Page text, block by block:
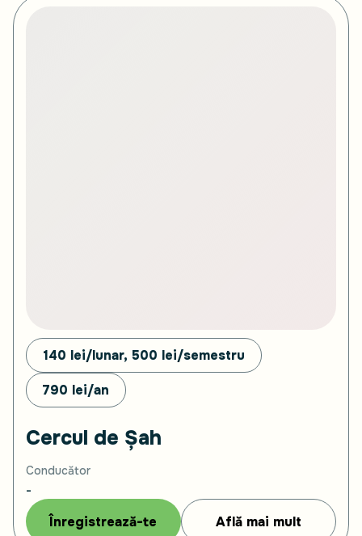
140 lei/lunar, 500 lei/semestru
790 lei/an
Cercul de Șah
Conducător
-
Înregistrează-te
Află mai mult